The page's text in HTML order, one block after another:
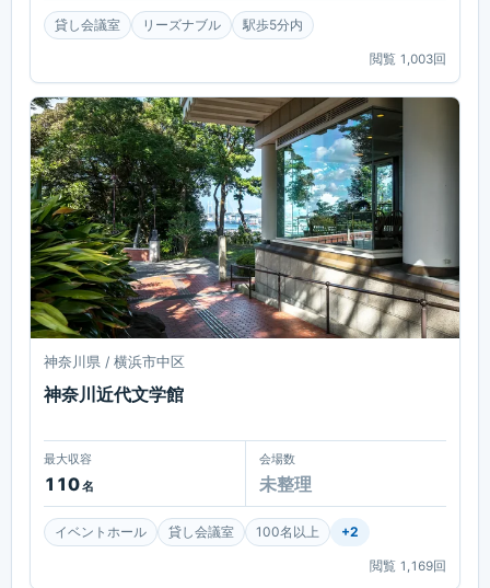
貸し会議室 リーズナブル 駅歩5分内
閲覧 1,003回
神奈川県 / 横浜市中区
神奈川近代文学館
最大収容
110名
会場数
未整理
イベントホール 貸し会議室 100名以上 +2
閲覧 1,169回